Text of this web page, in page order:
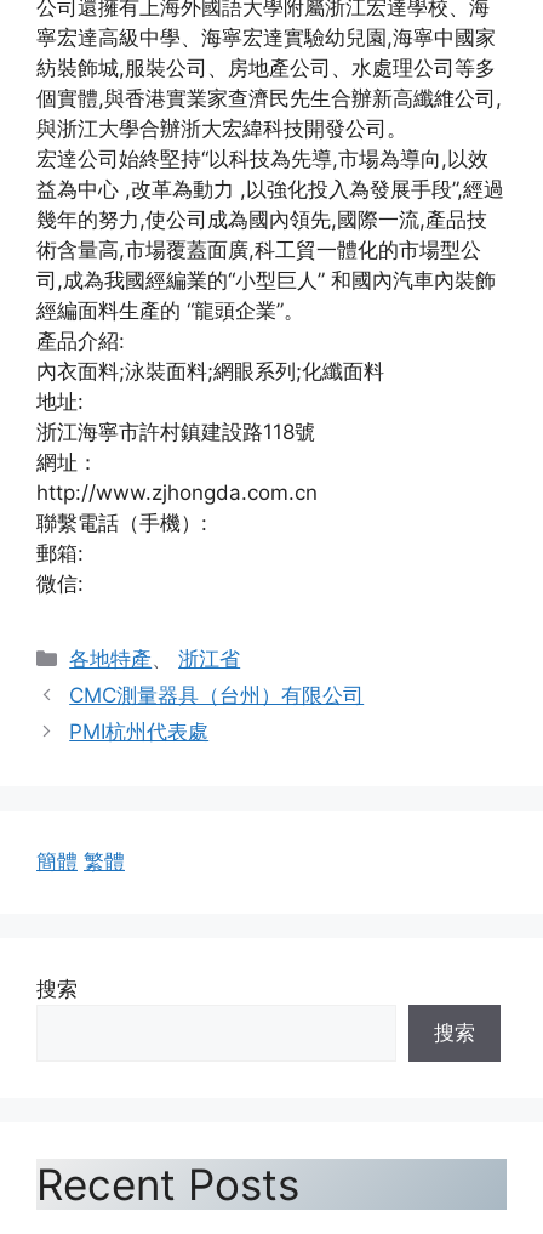
公司還擁有上海外國語大學附屬浙江宏達學校、海
寧宏達高級中學、海寧宏達實驗幼兒園,海寧中國家
紡裝飾城,服裝公司、房地產公司、水處理公司等多
個實體,與香港實業家查濟民先生合辦新高纖維公司,
與浙江大學合辦浙大宏緯科技開發公司。
宏達公司始終堅持“以科技為先導,市場為導向,以效
益為中心 ,改革為動力 ,以強化投入為發展手段”,經過
幾年的努力,使公司成為國內領先,國際一流,產品技
術含量高,市場覆蓋面廣,科工貿一體化的市場型公
司,成為我國經編業的“小型巨人” 和國內汽車內裝飾
經編面料生產的 “龍頭企業”。
產品介紹:
內衣面料;泳裝面料;網眼系列;化纖面料
地址:
浙江海寧市許村鎮建設路118號
網址：
http://www.zjhongda.com.cn
聯繫電話（手機）:
郵箱:
微信:
分
類
各地特產、浙江省
CMC測量器具（台州）有限公司
PMI杭州代表處
簡體 繁體
搜索
搜索
Recent Posts